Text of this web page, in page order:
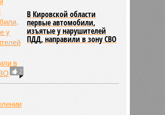
2
В Кировской области
первые автомобили,
изъятые у нарушителей
ПДД, направили в зону СВО